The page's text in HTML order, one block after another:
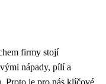
firmy stojí
nápady, pílí a
Proto je pro nás klíčové